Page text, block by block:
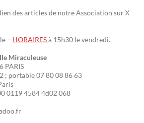
des articles de notre Association sur X
– HORAIRESà 15h30 le vendredi.
Miraculeuse
PARIS
; portable 07 80 08 86 63
0119 4584 4d02 068